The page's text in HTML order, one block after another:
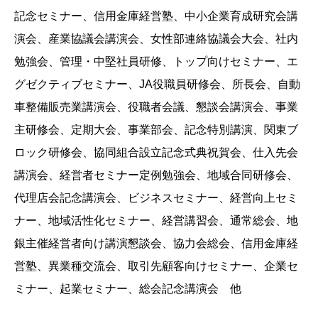
記念セミナー、信用金庫経営塾、中小企業育成研究会講
演会、産業協議会講演会、女性部連絡協議会大会、社内
勉強会、管理・中堅社員研修、トップ向けセミナー、エ
グゼクティブセミナー、JA役職員研修会、所長会、自動
車整備販売業講演会、役職者会議、懇談会講演会、事業
主研修会、定期大会、事業部会、記念特別講演、関東ブ
ロック研修会、協同組合設立記念式典祝賀会、仕入先会
講演会、経営者セミナー定例勉強会、地域合同研修会、
代理店会記念講演会、ビジネスセミナー、経営向上セミ
ナー、地域活性化セミナー、経営講習会、通常総会、地
銀主催経営者向け講演懇談会、協力会総会、信用金庫経
営塾、異業種交流会、取引先顧客向けセミナー、企業セ
ミナー、起業セミナー、総会記念講演会 他